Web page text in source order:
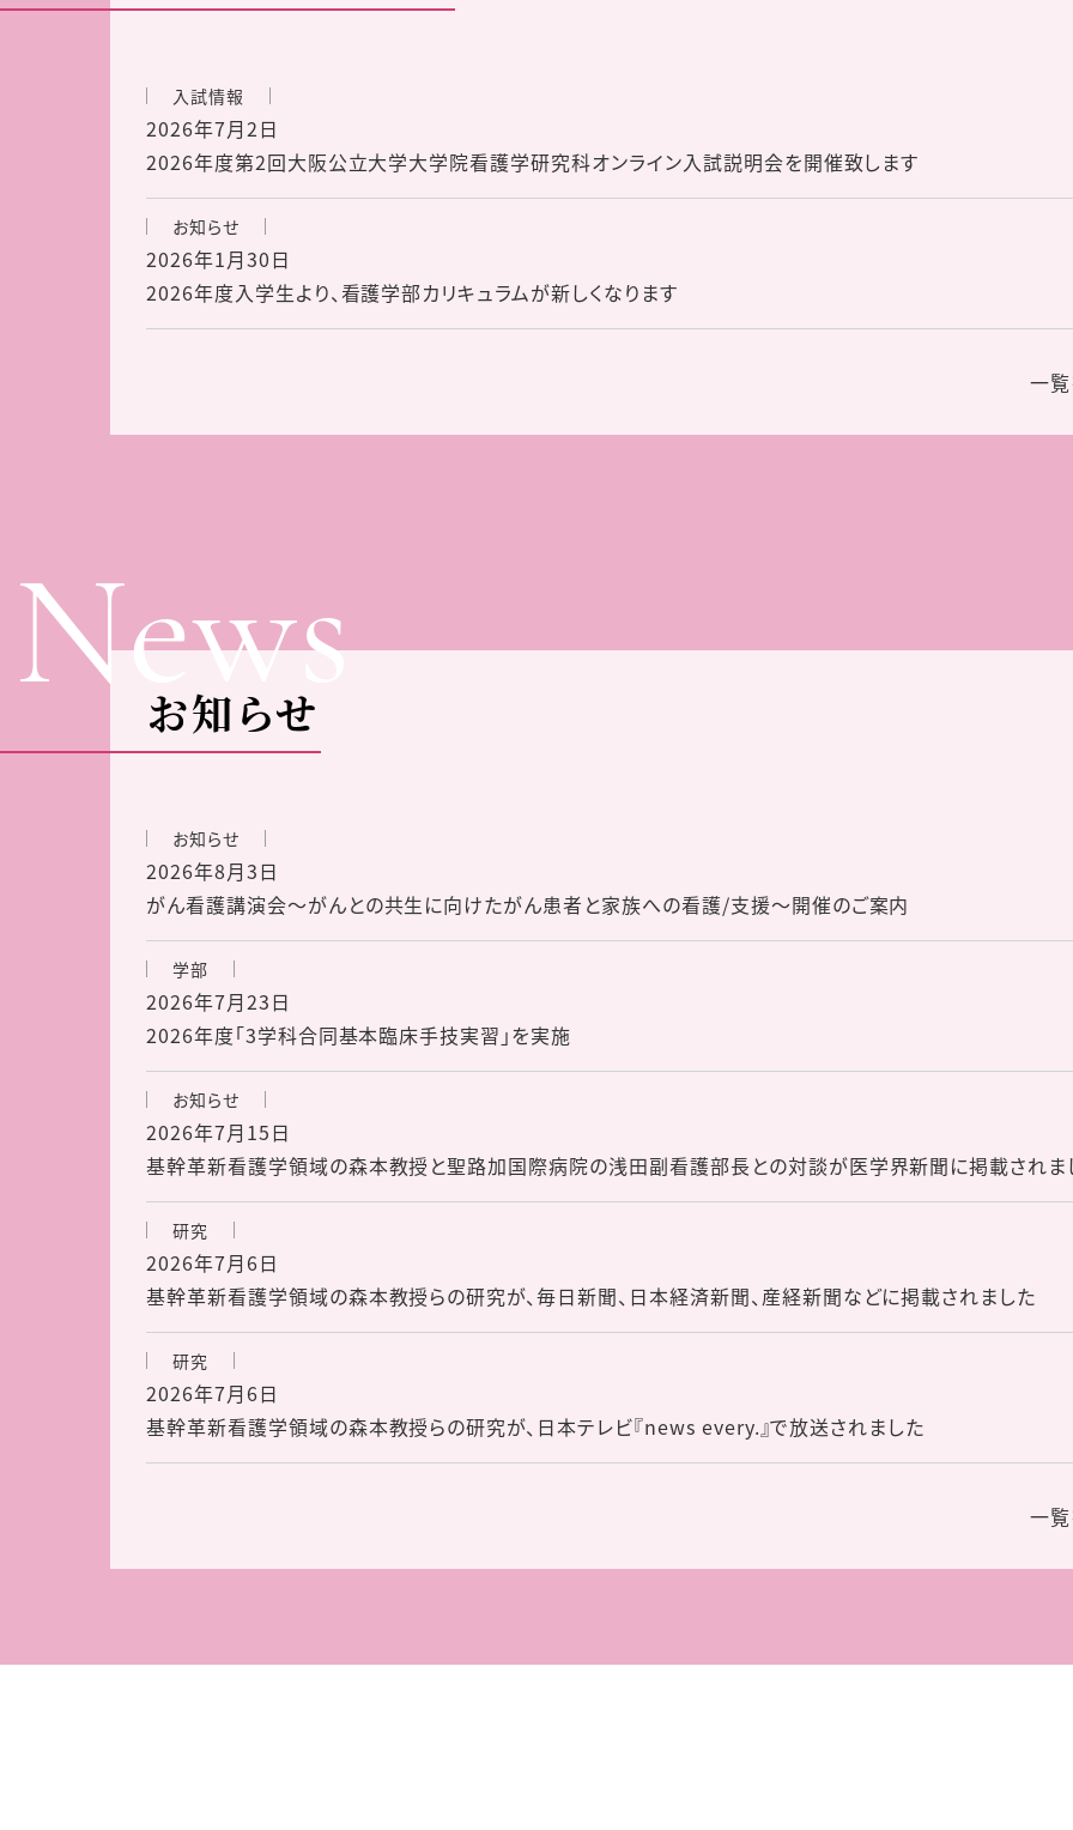
入試情報
2026年7月2日
2026年度第2回大阪公立大学大学院看護学研究科オンライン入試説明会を開催致します
お知らせ
2026年1月30日
2026年度入学生より、看護学部カリキュラムが新しくなります
一
News
お知らせ
お知らせ
2026年8月3日
がん看護講演会～がんとの共生に向けたがん患者と家族への看護/支援～開催のご案内
学部
2026年7月23日
2026年度「3学科合同基本臨床手技実習」を実施
お知らせ
2026年7月15日
基幹革新看護学領域の森本教授と聖路加国際病院の浅田副看護部長との対談が医学界新聞に掲載されま
研究
2026年7月6日
基幹革新看護学領域の森本教授らの研究が、毎日新聞、日本経済新聞、産経新聞などに掲載されました
研究
2026年7月6日
基幹革新看護学領域の森本教授らの研究が、日本テレビ『news every.』で放送されました
一